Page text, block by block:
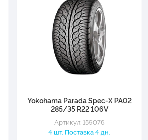
Yokohama Parada Spec-X PA02
285/35 R22 106V
Артикул: 159076
4 шт. Поставка 4 дн.